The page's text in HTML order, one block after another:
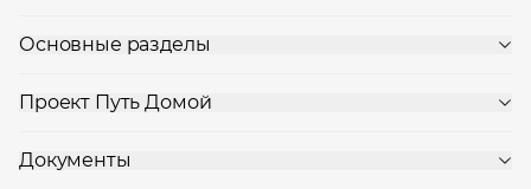
Основные разделы
Проект Путь Домой
Документы